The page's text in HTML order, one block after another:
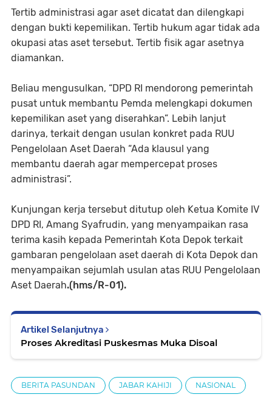
Tertib administrasi agar aset dicatat dan dilengkapi
dengan bukti kepemilikan. Tertib hukum agar tidak ada
okupasi atas aset tersebut. Tertib fisik agar asetnya
diamankan.
Beliau mengusulkan, “DPD RI mendorong pemerintah
pusat untuk membantu Pemda melengkapi dokumen
kepemilikan aset yang diserahkan”. Lebih lanjut
darinya, terkait dengan usulan konkret pada RUU
Pengelolaan Aset Daerah “Ada klausul yang
membantu daerah agar mempercepat proses
administrasi”.
Kunjungan kerja tersebut ditutup oleh Ketua Komite IV
DPD RI, Amang Syafrudin, yang menyampaikan rasa
terima kasih kepada Pemerintah Kota Depok terkait
gambaran pengelolaan aset daerah di Kota Depok dan
menyampaikan sejumlah usulan atas RUU Pengelolaan
Aset Daerah.(hms/R-01).
Artikel Selanjutnya
Proses Akreditasi Puskesmas Muka Disoal
BERITA PASUNDAN JABAR KAHIJI NASIONAL